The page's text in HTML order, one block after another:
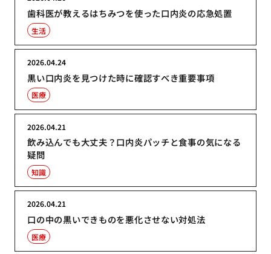
歯科医が教えるはちみつを使った口内炎の応急処置
生活
黒い口内炎を見つけた時に確認すべき重要事項
2026.04.24
医療
飲み込んでも大丈夫？口内炎パッチと食事の気になる
疑問
2026.04.21
知識
口の中の黒いできものを悪化させない対処法
2026.04.21
医療